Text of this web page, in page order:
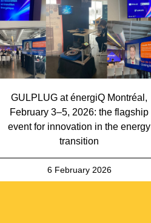
GULPLUG at énergiQ Montréal,
February 3–5, 2026: the flagship
event for innovation in the energy
transition
6 February 2026